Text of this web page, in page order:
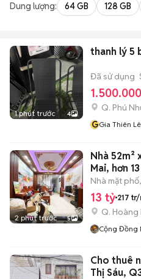
Dung lượng: 64 GB 128 GB
1 phút trước 4
thanh lý 5
Đã sử dụng
Q. Phú
GGia Thiên Lê
2 phút trước 5
Nhà 52m²
Mai, hơn
Nhà mặt
13 tỷ 217 tr/
Q. Hoàng
Cộng Đồng
Cho thuê
Thị Sáu,